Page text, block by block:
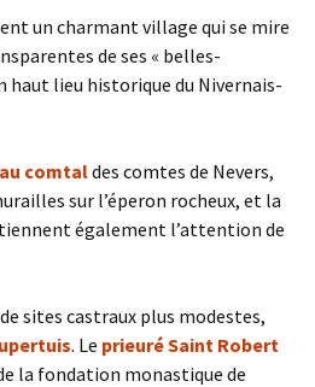
un charmant village qui se mire
de ses « belles-
haut lieu historique du Nivernais-
comtaldes comtes de Nevers,
sur l’éperon rocheux, et la
également l’attention de
sites castraux plus modestes,
. Le prieuré Saint Robert
la fondation monastique de